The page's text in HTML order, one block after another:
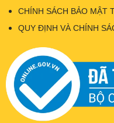
CHÍNH SÁCH BẢO MẬT
QUY ĐỊNH VÀ CHÍNH